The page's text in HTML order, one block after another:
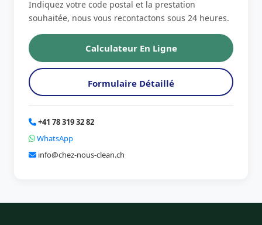
Indiquez votre code postal et la prestation
souhaitée, nous vous recontactons sous 24 heures.
Calculateur En Ligne
Formulaire Détaillé
+41 78 319 32 82
WhatsApp
info@chez-nous-clean.ch